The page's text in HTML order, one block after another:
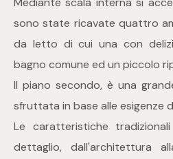
sono state ricavate quattro
da letto di cui una con
bagno comune ed un piccolo
Il piano secondo, è una
sfruttata in base alle esigenze
Le caratteristiche
dettaglio, dall'architettura
Bagni
Qualsiasi
1
2